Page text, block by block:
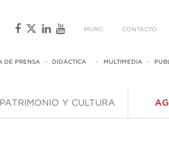
· · MURO · CONTACTO ·
DE PRENSA · DIDÁCTICA · MULTIMEDIA ·
PATRIMONIO Y CULTURA